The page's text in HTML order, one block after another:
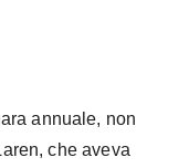
annuale, non
che aveva